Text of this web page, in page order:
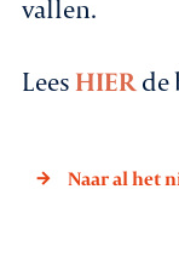
vallen.
Lees HIER de
Naar al het